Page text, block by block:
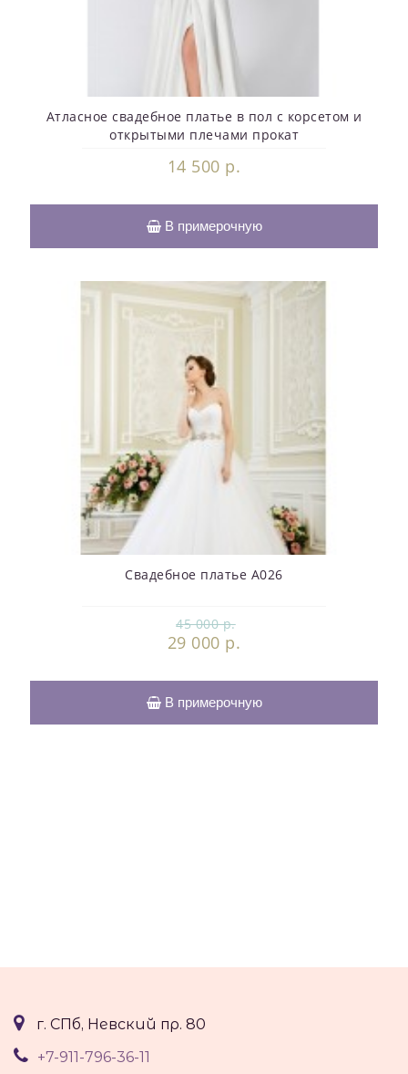
Атласное свадебное платье в пол с корсетом и
открытыми плечами прокат
14 500 р.
В примерочную
Свадебное платье А026
45 000 р.
29 000 р.
В примерочную
г. СПб, Невский пр. 80
+7-911-796-36-11